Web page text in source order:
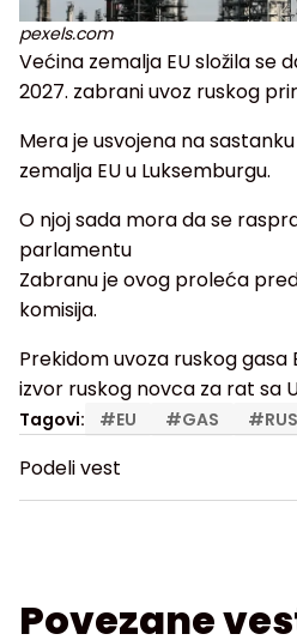
pexels.com
Većina zemalja EU složila se
2027. zabrani uvoz ruskog
Mera je usvojena na
zemalja EU u Luksemburgu.
O njoj sada mora da se
parlamentu
Zabranu je ovog proleća
komisija.
Prekidom uvoza ruskog gasa
izvor ruskog novca za rat sa
Tagovi: #EU #GAS #
Podeli vest
Povezane